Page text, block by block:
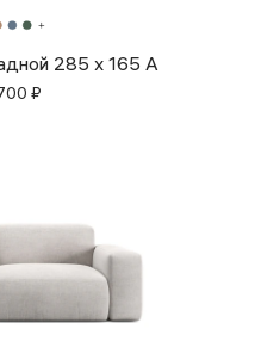
285 x 165 A
₽